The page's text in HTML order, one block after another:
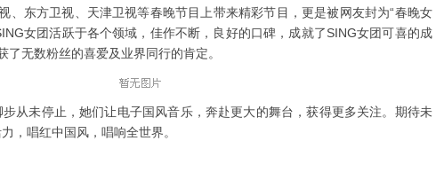
、东方卫视、天津卫视等春晚节目上带来精彩节目，更是被网友封为“春晚女
女团活跃于各个领域，佳作不断，良好的口碑，成就了SING女团可喜的成
无数粉丝的喜爱及业界同行的肯定。
未停止，她们让电子国风音乐，奔赴更大的舞台，获得更多关注。期待未
，唱红中国风，唱响全世界。